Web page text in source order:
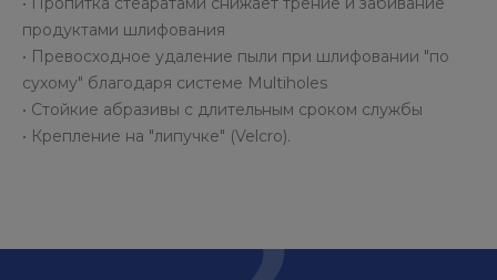
продуктами шлифования
• Превосходное удаление пыли при шлифовании "по
сухому" благодаря системе Multiholes
• Стойкие абразивы с длительным сроком службы
• Крепление на "липучке" (Velcro).